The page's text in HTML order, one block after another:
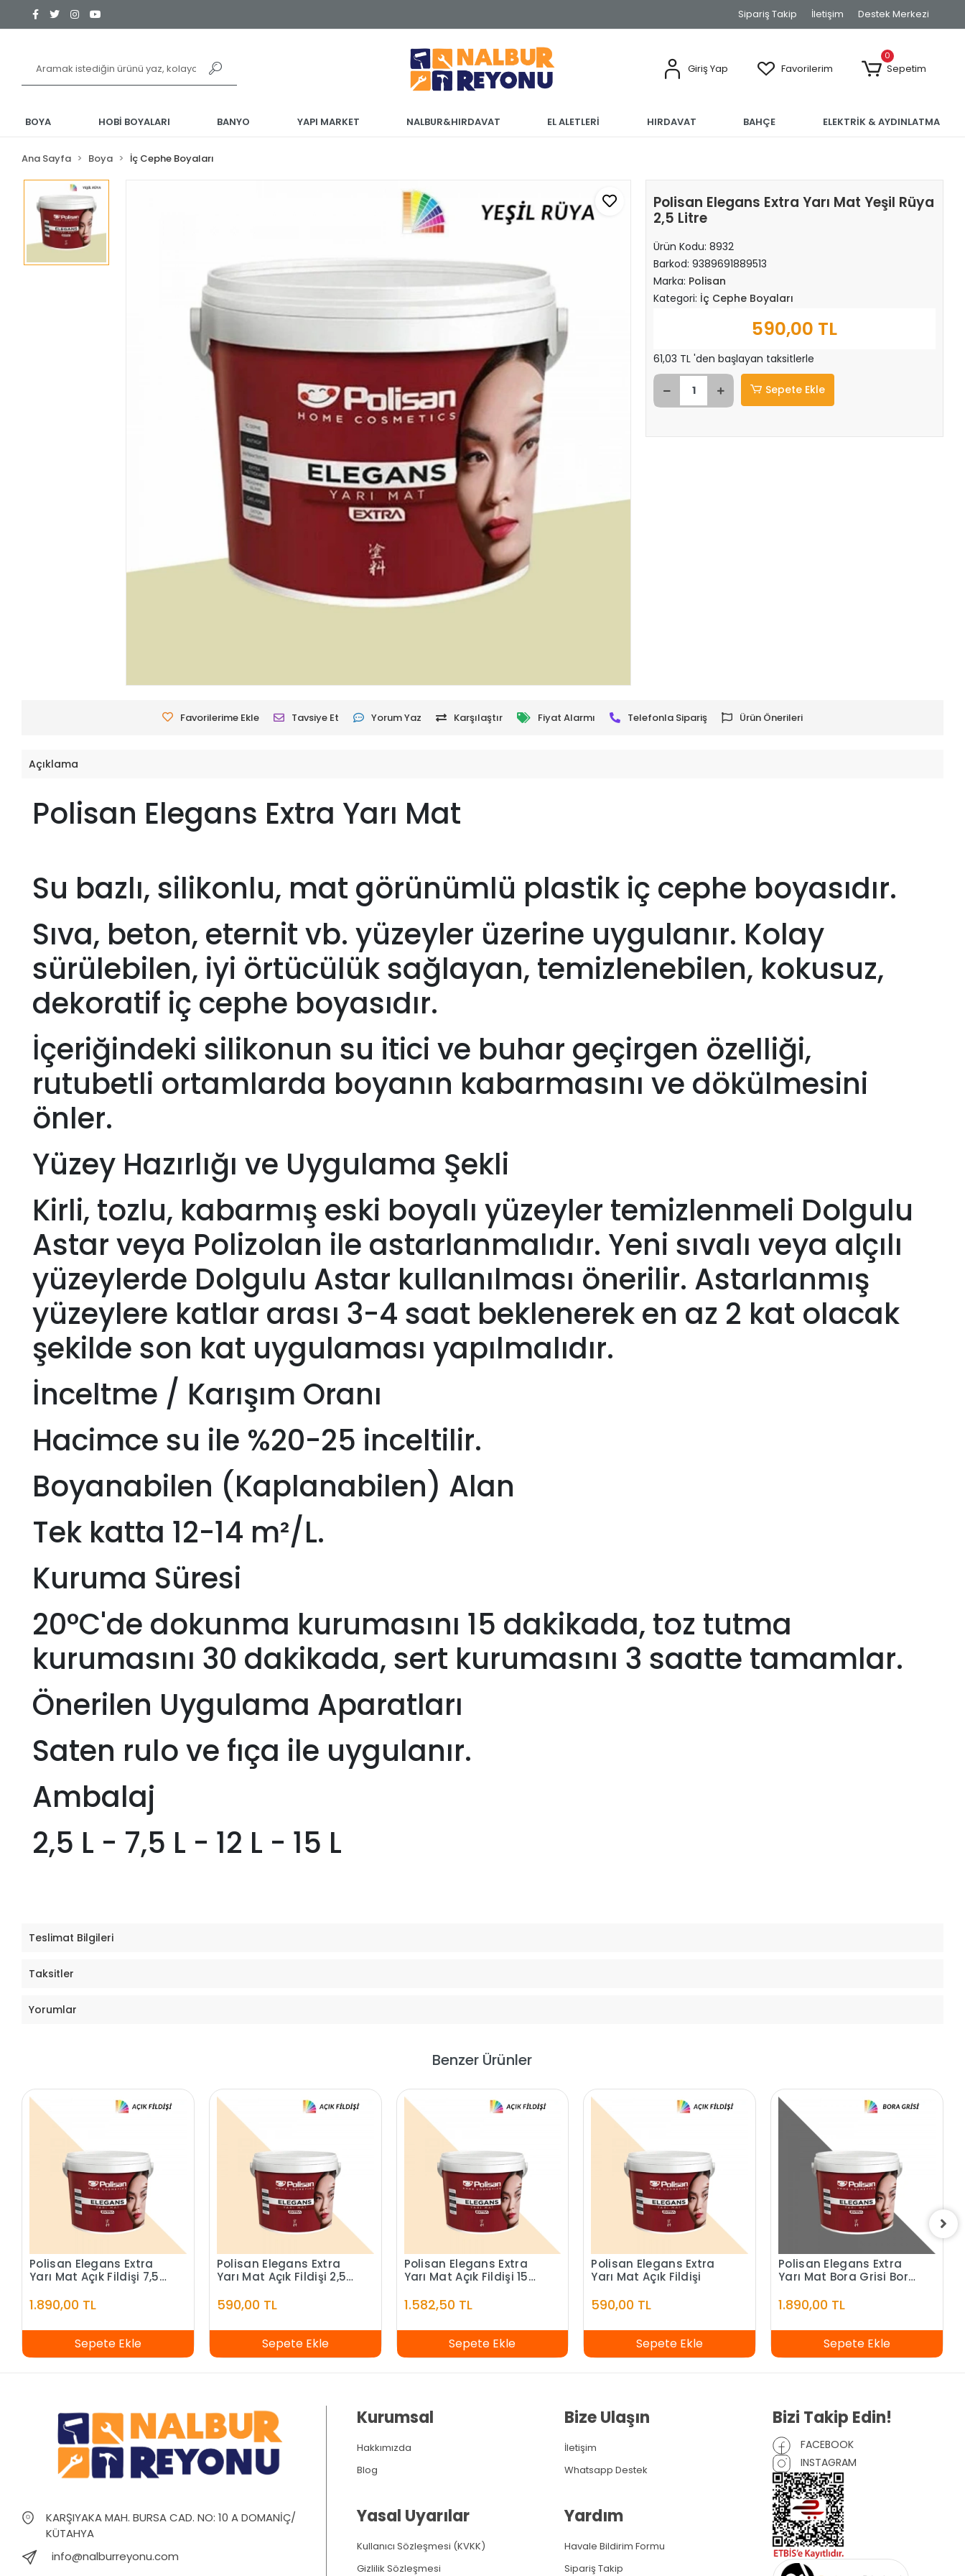
Sipariş Takip İletişim Destek Merkezi
Giriş Yap Favorilerim
0
Sepetim
BOYA HOBİ BOYALARI BANYO YAPI MARKET NALBUR&HIRDAVAT EL ALETLERİ HIRDAVAT BAHÇE ELEKTRİK & AYDINLATMA
Ana Sayfa Boya İç Cephe Boyaları
Polisan Elegans Extra Yarı Mat Yeşil Rüya
2,5 Litre
Ürün Kodu:8932
Barkod:9389691889513
Marka: Polisan
Kategori: İç Cephe Boyaları
590,00 TL
61,03 TL 'den başlayan taksitlerle
Sepete Ekle
Favorilerime Ekle Tavsiye Et Yorum Yaz Karşılaştır Fiyat Alarmı Telefonla Sipariş Ürün Önerileri
Açıklama
Polisan Elegans Extra Yarı Mat
Su bazlı, silikonlu, mat görünümlü plastik iç cephe boyasıdır.
Sıva, beton, eternit vb. yüzeyler üzerine uygulanır. Kolay
sürülebilen, iyi örtücülük sağlayan, temizlenebilen, kokusuz,
dekoratif iç cephe boyasıdır.
İçeriğindeki silikonun su itici ve buhar geçirgen özelliği,
rutubetli ortamlarda boyanın kabarmasını ve dökülmesini
önler.
Yüzey Hazırlığı ve Uygulama Şekli
Kirli, tozlu, kabarmış eski boyalı yüzeyler temizlenmeli Dolgulu
Astar veya Polizolan ile astarlanmalıdır. Yeni sıvalı veya alçılı
yüzeylerde Dolgulu Astar kullanılması önerilir. Astarlanmış
yüzeylere katlar arası 3-4 saat beklenerek en az 2 kat olacak
şekilde son kat uygulaması yapılmalıdır.
İnceltme / Karışım Oranı
Hacimce su ile %20-25 inceltilir.
Boyanabilen (Kaplanabilen) Alan
Tek katta 12-14 m²/L.
Kuruma Süresi
20°C'de dokunma kurumasını 15 dakikada, toz tutma
kurumasını 30 dakikada, sert kurumasını 3 saatte tamamlar.
Önerilen Uygulama Aparatları
Saten rulo ve fıça ile uygulanır.
Ambalaj
2,5 L - 7,5 L - 12 L - 15 L
Teslimat Bilgileri
Taksitler
Yorumlar
Benzer Ürünler
Polisan Elegans Extra
Yarı Mat Açık Fildişi 7,5
1.890,00 TL
Sepete Ekle
Polisan Elegans Extra
Yarı Mat Açık Fildişi 2,5
590,00 TL
Sepete Ekle
Polisan Elegans Extra
Yarı Mat Açık Fildişi 15
1.582,50 TL
Sepete Ekle
Polisan Elegans Extra
Yarı Mat Açık Fildişi
590,00 TL
Sepete Ekle
Polisan Elegans Extra
Yarı Mat Bora Grisi Bora
1.890,00 TL
Sepete Ekle
KARŞIYAKA MAH. BURSA CAD. NO: 10 A DOMANİÇ/
KÜTAHYA
info@nalburreyonu.com
Kurumsal
Hakkımızda
Blog
Yasal Uyarılar
Kullanıcı Sözleşmesi (KVKK)
Gizlilik Sözleşmesi
Bize Ulaşın
İletişim
Whatsapp Destek
Yardım
Havale Bildirim Formu
Sipariş Takip
Bizi Takip Edin!
FACEBOOK
INSTAGRAM